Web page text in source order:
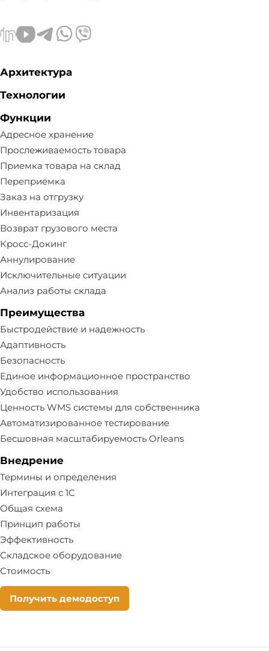
Архитектура
Технологии
Функции
Адресное хранение
Прослеживаемость товара
Приемка товара на склад
Переприемка
Заказ на отгрузку
Инвентаризация
Возврат грузового места
Кросс-Докинг
Аннулирование
Исключительные ситуации
Анализ работы склада
Преимущества
Быстродействие и надежность
Адаптивность
Безопасность
Единое информационное пространство
Удобство использования
Ценность WMS системы для собственника
Автоматизированное тестирование
Бесшовная масштабируемость Orleans
Внедрение
Термины и определения
Интеграция с 1С
Общая схема
Принцип работы
Эффективность
Складское оборудование
Стоимость
Получить демодоступ